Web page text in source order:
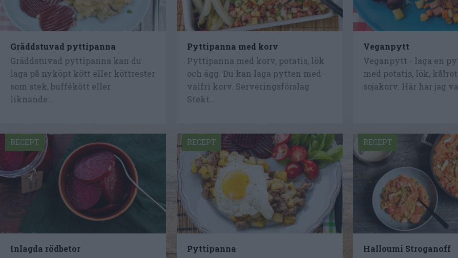
Gräddstuvad pyttipanna
Gräddstuvad pyttipanna kan du
laga på nyköpt kött eller köttrester
som stek, buffékött eller
liknande...
Pyttipanna med korv
Pyttipanna med korv, potatis, lök
och ägg. Du kan laga pytten med
valfri korv. Serveringsförslag
Stekt...
Veganpytt
Veganpytt - laga en
med potatis, lök,
sojakorv. Här har jag
Inlagda rödbetor
RECEPT
Pyttipanna
RECEPT
Halloumi Stroganoff
RECEPT